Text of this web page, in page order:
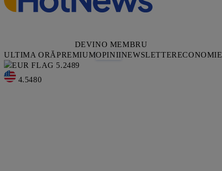
DEVINO MEMBRU
ULTIMA ORĂPREMIUMOPINIINEWSLETTERECONOMIE
5.2489
4.5480